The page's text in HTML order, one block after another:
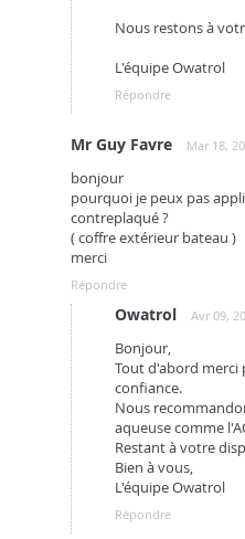
Nous restons à
L'équipe Owatrol
Répondre
Mr Guy Favre Mar 18,
bonjour
pourquoi je peux pas
contreplaqué ?
( coffre extérieur bateau )
merci
Répondre
Owatrol Avr 09,
Bonjour,
Tout d'abord merci
confiance.
Nous
aqueuse comme
Restant à votre
Bien à vous,
L'équipe Owatrol
Répondre